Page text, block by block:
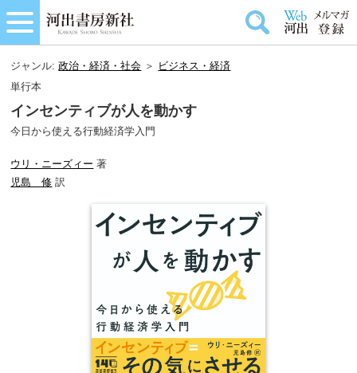
ジャンル:政治・経済・社会 ＞ ビジネス・経済
単行本
インセンティブが人を動かす
今日から使える行動経済学入門
ウリ・ニーズィー 著
児島 修 訳